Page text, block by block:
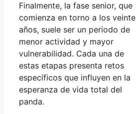
Finalmente, la fase senior, que
comienza en torno a los veinte
años, suele ser un periodo de
menor actividad y mayor
vulnerabilidad. Cada una de
estas etapas presenta retos
específicos que influyen en la
esperanza de vida total del
panda.